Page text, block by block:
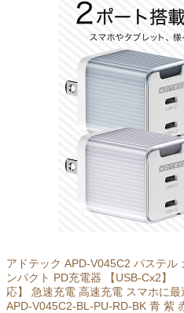
アドテック APD-V045C2 パステル
ンパクト PD充電器 【USB-Cx2】
応】 急速充電 高速充電 スマホに
APD-V045C2-BL-PU-RD-BK 青 紫